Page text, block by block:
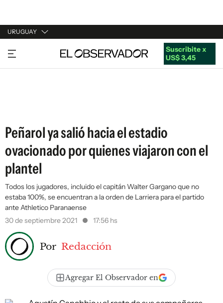
URUGUAY
URUGUAY
ARGENTINA
Suscribite x
US$ 3,45
Peñarol ya salió hacia el estadio
ovacionado por quienes viajaron con el
plantel
Todos los jugadores, incluido el capitán Walter Gargano que no
estaba 100%, se encuentran a la orden de Larriera para el partido
ante Athletico Paranaense
30 de septiembre 2021
17:56 hs
Por Redacción
Agregar El Observador en